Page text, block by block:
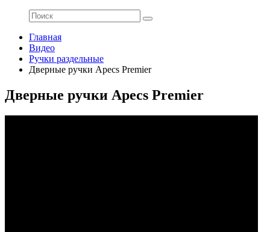
Главная
Видео
Ручки раздельные
Дверные ручки Apecs Premier
Дверные ручки Apecs Premier